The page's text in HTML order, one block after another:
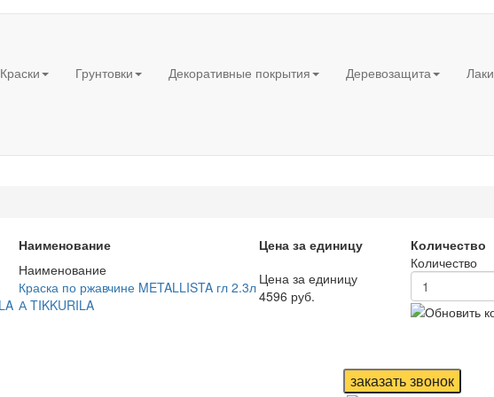
Краски Грунтовки Декоративные покрытия Деревозащита Лаки
Наименование Цена за единицу Количество
Наименование
Краска по ржавчине METALLISTA гл 2.3л
А TIKKURILA
Цена за единицу
4596 руб.
Количество